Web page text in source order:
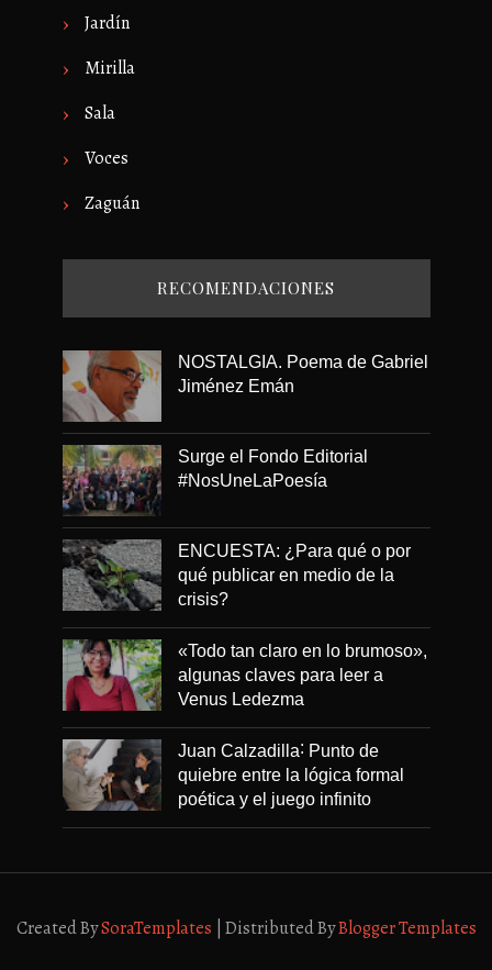
Jardín
Mirilla
Sala
Voces
Zaguán
RECOMENDACIONES
NOSTALGIA. Poema de Gabriel
Jiménez Emán
Surge el Fondo Editorial
#NosUneLaPoesía
ENCUESTA: ¿Para qué o por
qué publicar en medio de la
crisis?
«Todo tan claro en lo brumoso»,
algunas claves para leer a
Venus Ledezma
Juan Calzadilla˸ Punto de
quiebre entre la lógica formal
poética y el juego infinito
Created BySoraTemplates | Distributed ByBlogger Templates